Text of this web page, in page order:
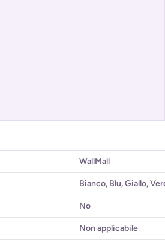
WallMall
Bianco, Blu, Giallo,
No
Non applicabile